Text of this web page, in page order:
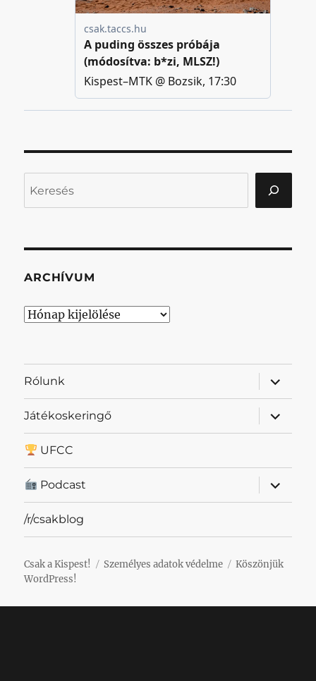
ARCHÍVUM
Archívum
Rólunk
almenü
Játékoskeringő
almenü
UFCC
Podcast
almenü
/r/csakblog
Csak a Kispest! Személyes adatok védelme
Köszönjük
WordPress!